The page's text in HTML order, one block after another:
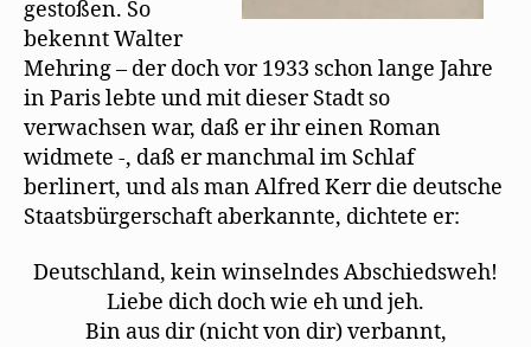
gestoßen. So
bekennt Walter
Mehring – der doch vor 1933 schon lange Jahre
in Paris lebte und mit dieser Stadt so
verwachsen war, daß er ihr einen Roman
widmete -, daß er manchmal im Schlaf
berlinert, und als man Alfred Kerr die deutsche
Staatsbürgerschaft aberkannte, dichtete er:
Deutschland, kein winselndes Abschiedsweh!
Liebe dich doch wie eh und jeh.
Bin aus dir (nicht von dir) verbannt,